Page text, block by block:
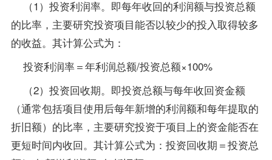
（1）投资利润率。即每年收回的利润额与投资总额
的比率，主要研究投资项目能否以较少的投入取得较多
的收益。其计算公式为：
投资利润率＝年利润总额/投资总额×100%
（2）投资回收期。即投资总额与每年收回资金额
（通常包括项目使用后每年新增的利润额和每年提取的
折旧额）的比率，主要研究投资于项目上的资金能否在
更短时间内收回。其计算公式为：投资回收期＝投资总